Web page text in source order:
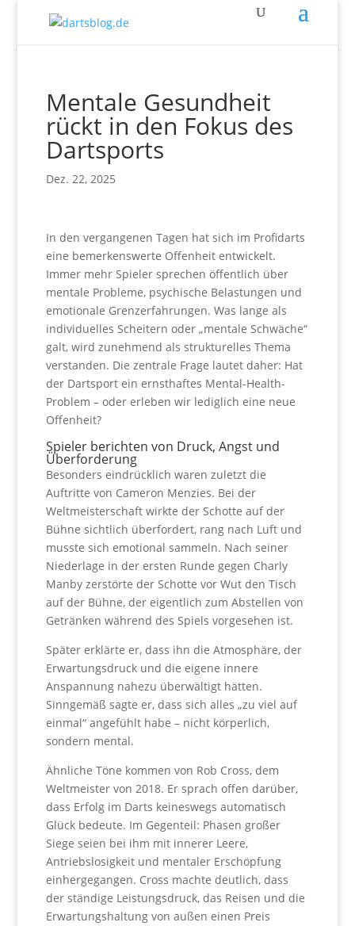
Mentale Gesundheit
rückt in den Fokus des
Dartsports
Dez. 22, 2025
In den vergangenen Tagen hat sich im Profidarts
eine bemerkenswerte Offenheit entwickelt.
Immer mehr Spieler sprechen öffentlich über
mentale Probleme, psychische Belastungen und
emotionale Grenzerfahrungen. Was lange als
individuelles Scheitern oder „mentale Schwäche“
galt, wird zunehmend als strukturelles Thema
verstanden. Die zentrale Frage lautet daher: Hat
der Dartsport ein ernsthaftes Mental-Health-
Problem – oder erleben wir lediglich eine neue
Offenheit?
Spieler berichten von Druck, Angst und
Überforderung
Besonders eindrücklich waren zuletzt die
Auftritte von Cameron Menzies. Bei der
Weltmeisterschaft wirkte der Schotte auf der
Bühne sichtlich überfordert, rang nach Luft und
musste sich emotional sammeln. Nach seiner
Niederlage in der ersten Runde gegen Charly
Manby zerstörte der Schotte vor Wut den Tisch
auf der Bühne, der eigentlich zum Abstellen von
Getränken während des Spiels vorgesehen ist.
Später erklärte er, dass ihn die Atmosphäre, der
Erwartungsdruck und die eigene innere
Anspannung nahezu überwältigt hätten.
Sinngemäß sagte er, dass sich alles „zu viel auf
einmal“ angefühlt habe – nicht körperlich,
sondern mental.
Ähnliche Töne kommen von Rob Cross, dem
Weltmeister von 2018. Er sprach offen darüber,
dass Erfolg im Darts keineswegs automatisch
Glück bedeute. Im Gegenteil: Phasen großer
Siege seien bei ihm mit innerer Leere,
Antriebslosigkeit und mentaler Erschöpfung
einhergegangen. Cross machte deutlich, dass
der ständige Leistungsdruck, das Reisen und die
Erwartungshaltung von außen einen Preis